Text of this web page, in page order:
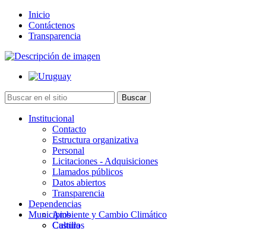
Inicio
Contáctenos
Transparencia
Institucional
Contacto
Estructura organizativa
Personal
Licitaciones - Adquisiciones
Llamados públicos
Datos abiertos
Transparencia
Dependencias
Ambiente y Cambio Climático
Cultura
Municipios
Castillos